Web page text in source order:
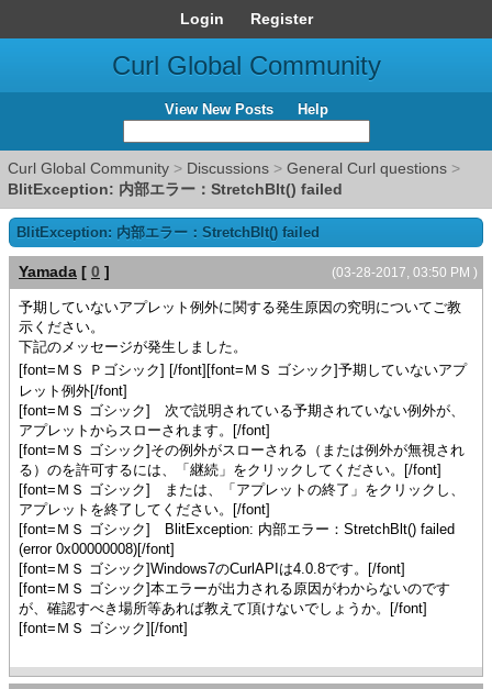
Login Register
Curl Global Community
View New Posts Help
Curl Global Community > Discussions > General Curl questions >
BlitException: 内部エラー：StretchBlt() failed
BlitException: 内部エラー：StretchBlt() failed
(03-28-2017, 03:50 PM )
Yamada [ 0 ]
予期していないアプレット例外に関する発生原因の究明についてご教
示ください。
下記のメッセージが発生しました。
[font=ＭＳ Ｐゴシック] [/font][font=ＭＳ ゴシック]予期していないアプ
レット例外[/font]
[font=ＭＳ ゴシック]
次で説明されている予期されていない例外が、
アプレットからスローされます。
[/font]
[font=ＭＳ ゴシック] その例外がスローされる（または例外が無視され
る）のを許可するには、「継続」をクリックしてください。
[/font]
[font=ＭＳ ゴシック]
または、「アプレットの終了」をクリックし、
アプレットを終了してください。
[/font]
[font=ＭＳ ゴシック]
BlitException: 内部エラー： StretchBlt() failed
(error 0x00000008)[/font]
[font=ＭＳ ゴシック]Windows7のCurlAPIは4.0.8です。
[/font]
[font=ＭＳ ゴシック]本エラーが出力される原因がわからないのです
が、確認すべき場所等あれば教えて頂けないでしょうか。
[/font]
[font=ＭＳ ゴシック] [/font]